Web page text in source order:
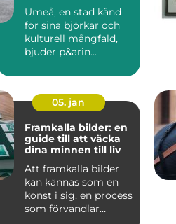
Umeå, en stad känd
för sina björkar och
kulturell mångfald,
bjuder p&arin...
05. jan
Framkalla bilder: en
guide till att väcka
dina minnen till liv
Att framkalla bilder
kan kännas som en
konst i sig, en process
som förvandlar